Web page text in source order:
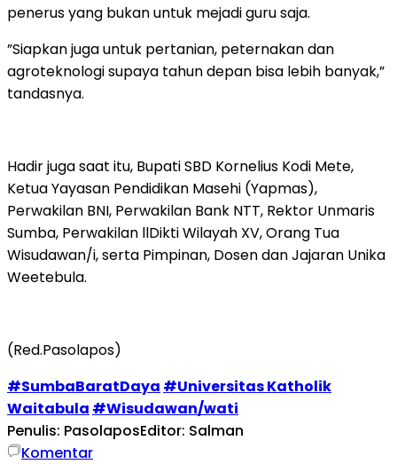
penerus yang bukan untuk mejadi guru saja.
”Siapkan juga untuk pertanian, peternakan dan
agroteknologi supaya tahun depan bisa lebih banyak,”
tandasnya.
Hadir juga saat itu, Bupati SBD Kornelius Kodi Mete,
Ketua Yayasan Pendidikan Masehi (Yapmas),
Perwakilan BNI, Perwakilan Bank NTT, Rektor Unmaris
Sumba, Perwakilan llDikti Wilayah XV, Orang Tua
Wisudawan/i, serta Pimpinan, Dosen dan Jajaran Unika
Weetebula.
(Red.Pasolapos)
#SumbaBaratDaya #Universitas Katholik
Waitabula #Wisudawan/wati
Penulis: PasolaposEditor: Salman
Komentar